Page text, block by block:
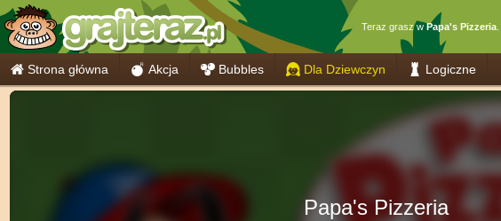
Teraz grasz wPapa's Pizzeria
Strona główna Akcja Bubbles Dla Dziewczyn Logiczne
Papa's Pizzeria